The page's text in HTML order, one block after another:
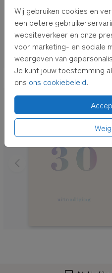
Wij gebruiken cookies en
een betere
websiteverkeer en onze
voor marketing- en sociale
weergeven van
Je kunt jouw toestemming
ons ons cookiebeleid.
OOK LEUK VOOR